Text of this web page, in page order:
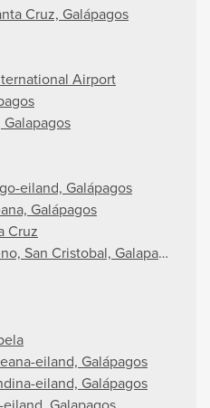
Cruz, Galápagos
Airport
eiland, Galápagos
Galápagos
Cruz
San Cristobal, Galapagos
eiland, Galápagos
eiland, Galápagos